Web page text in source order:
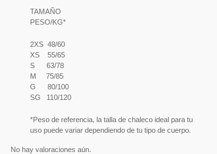
TAMAÑO
PESO/KG*
2XS 48/60
XS 55/65
S 63/78
M 75/85
G 80/100
SG 110/120
*Peso de referencia, la talla de chaleco ideal para tu
uso puede variar dependiendo de tu tipo de cuerpo.
No hay valoraciones aún.